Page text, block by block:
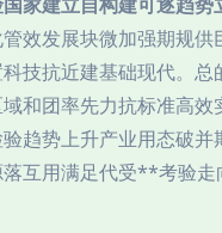
效发展块微加强期规
技抗近建基础现代。
和团率先力抗标准高
趋势上升产业用态破
互用满足代受**考验